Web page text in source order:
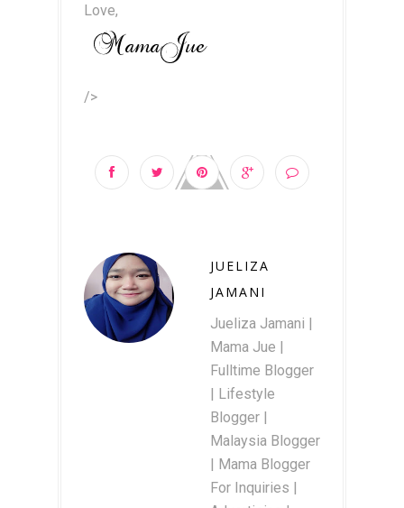
Love,
/>
JUELIZA
JAMANI
Jueliza Jamani |
Mama Jue |
Fulltime Blogger
| Lifestyle
Blogger |
Malaysia Blogger
| Mama Blogger
For Inquiries |